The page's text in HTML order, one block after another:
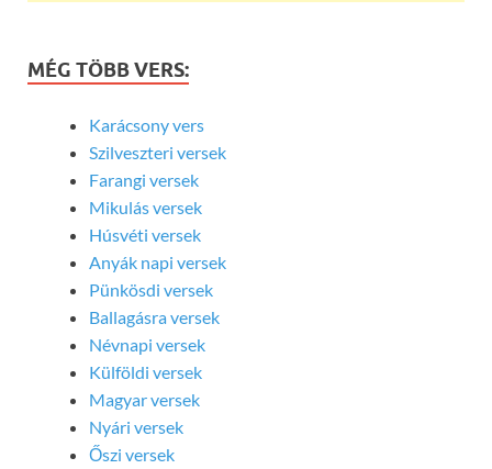
MÉG TÖBB VERS:
Karácsony vers
Szilveszteri versek
Farangi versek
Mikulás versek
Húsvéti versek
Anyák napi versek
Pünkösdi versek
Ballagásra versek
Névnapi versek
Külföldi versek
Magyar versek
Nyári versek
Őszi versek